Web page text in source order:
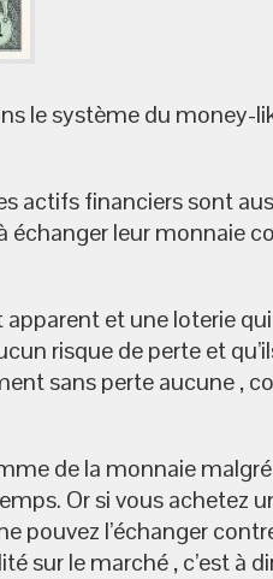
le système du money-
actifs financiers sont
échanger leur monnaie
apparent et une loterie
risque de perte et
sans perte aucune ,
de la monnaie
Or si vous achetez
pouvez l’échanger
sur le marché , c’est à